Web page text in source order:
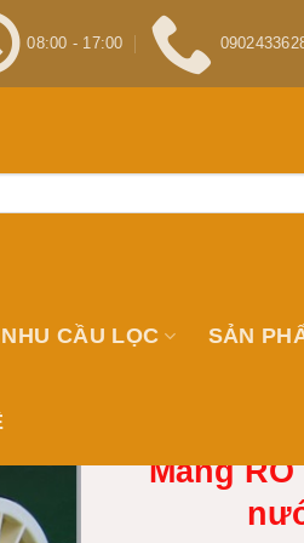
08:00 - 17:00
NHU CẦU LỌC SẢN
Màng